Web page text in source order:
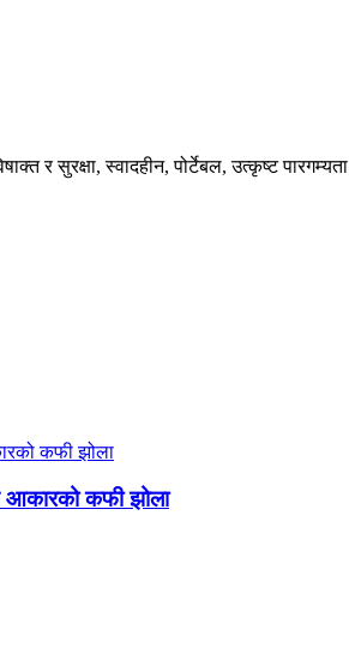
र सुरक्षा, स्वादहीन, पोर्टेबल, उत्कृष्ट पारगम्यता
आकारको कफी झोला